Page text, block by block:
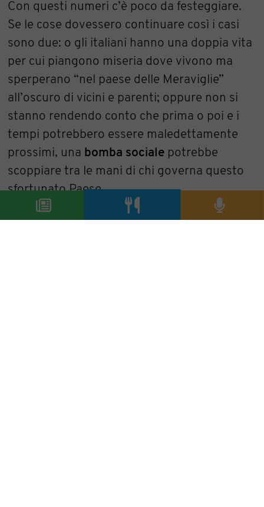
Con questi numeri c’è poco da festeggiare.
Se le cose dovessero continuare così i casi
sono due: o gli italiani hanno una doppia vita
per cui piangono miseria dove vivono ma
sperperano “nel paese delle Meraviglie”
all’oscuro di vicini e parenti; oppure non si
stanno rendendo conto che prima o poi e i
tempi potrebbero essere maledettamente
prossimi, una bomba sociale potrebbe
scoppiare tra le mani di chi governa questo
sfortunato Paese.